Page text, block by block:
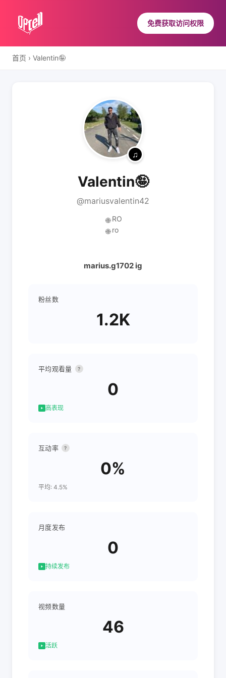
免费获取访问权限
首页 › Valentin🤪
Valentin🤪
@mariusvalentin42
🌐 RO
🌐 ro
marius.g1702 ig
粉丝数
1.2K
平均观看量 ?
0
高表现
互动率 ?
0%
平均: 4.5%
月度发布
0
持续发布
视频数量
46
活跃